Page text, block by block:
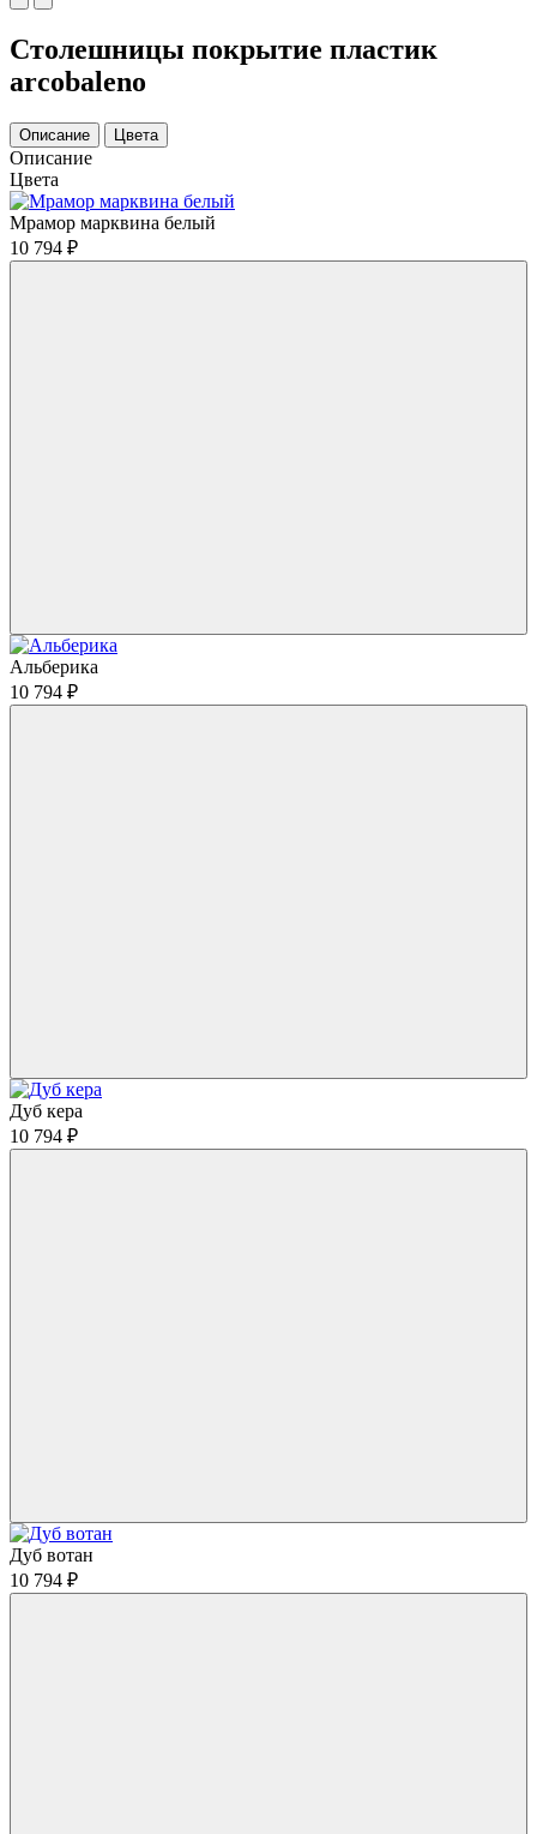
Столешницы покрытие пластик
arcobaleno
Описание Цвета
Описание
Цвета
Мрамор марквина белый
10 794 ₽
Альберика
10 794 ₽
Дуб кера
10 794 ₽
Дуб вотан
10 794 ₽